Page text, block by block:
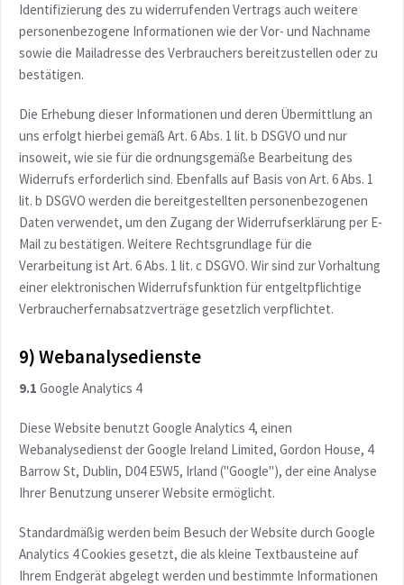
Identifizierung des zu widerrufenden Vertrags auch weitere
personenbezogene Informationen wie der Vor- und Nachname
sowie die Mailadresse des Verbrauchers bereitzustellen oder zu
bestätigen.
Die Erhebung dieser Informationen und deren Übermittlung an
uns erfolgt hierbei gemäß Art. 6 Abs. 1 lit. b DSGVO und nur
insoweit, wie sie für die ordnungsgemäße Bearbeitung des
Widerrufs erforderlich sind. Ebenfalls auf Basis von Art. 6 Abs. 1
lit. b DSGVO werden die bereitgestellten personenbezogenen
Daten verwendet, um den Zugang der Widerrufserklärung per E-
Mail zu bestätigen. Weitere Rechtsgrundlage für die
Verarbeitung ist Art. 6 Abs. 1 lit. c DSGVO. Wir sind zur Vorhaltung
einer elektronischen Widerrufsfunktion für entgeltpflichtige
Verbraucherfernabsatzverträge gesetzlich verpflichtet.
9) Webanalysedienste
9.1 Google Analytics 4
Diese Website benutzt Google Analytics 4, einen
Webanalysedienst der Google Ireland Limited, Gordon House, 4
Barrow St, Dublin, D04 E5W5, Irland ("Google"), der eine Analyse
Ihrer Benutzung unserer Website ermöglicht.
Standardmäßig werden beim Besuch der Website durch Google
Analytics 4 Cookies gesetzt, die als kleine Textbausteine auf
Ihrem Endgerät abgelegt werden und bestimmte Informationen